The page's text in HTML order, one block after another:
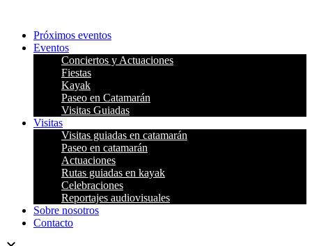
contenidoPróximos eventos
Eventos
Conciertos y Actuaciones
Fiestas
Kayak
Paseo en Catamarán
Visitas Guiadas
Visitas
Visitas guiadas en catamarán
Paseo en catamarán
Actuaciones
Rutas guiadas en kayak
Celebraciones
Reportajes audiovisuales
Sobre nosotros
Contacto